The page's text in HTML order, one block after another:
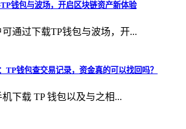
钱包与波场，开启区块链资产新体验
通过下载TP钱包与波场，开...
TP钱包查交易记录，资金真的可以找回吗？
下载 TP 钱包以及与之相...